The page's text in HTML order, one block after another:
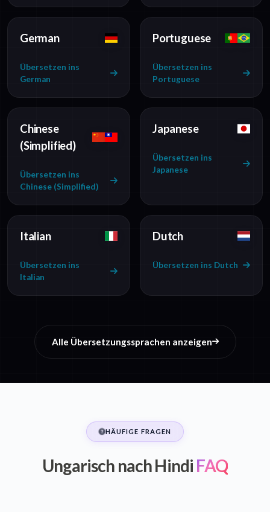
German
Übersetzen ins
German
Portuguese
Übersetzen ins
Portuguese
Chinese
(Simplified)
Übersetzen ins
Chinese (Simplified)
Japanese
Übersetzen ins
Japanese
Italian
Übersetzen ins
Italian
Dutch
Übersetzen ins Dutch
Alle Übersetzungssprachen anzeigen
HÄUFIGE FRAGEN
Ungarisch nach Hindi FAQ